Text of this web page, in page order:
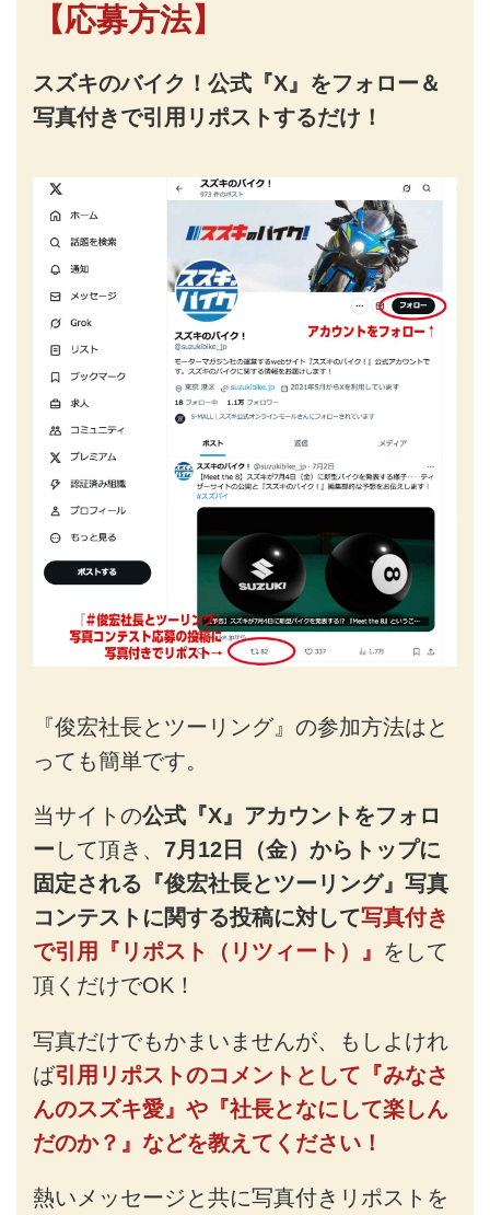
【応募方法】
スズキのバイク！公式『X』をフォロー＆
写真付きで引用リポストするだけ！
『俊宏社長とツーリング』の参加方法はと
っても簡単です。
当サイトの公式『X』アカウントをフォロ
ー して頂き、 7月12日（金）からトップに
固定される『俊宏社長とツーリング』写真
コンテストに関する投稿に対して写真付き
で引用『リポスト（リツィート）』 をして
頂くだけでOK！
写真だけでもかまいませんが、もしよけれ
ば引用リポストのコメントとして『みなさ
んのスズキ愛』や『社長となにして楽しん
だのか？』などを教えてください！
熱いメッセージと共に写真付きリポストを